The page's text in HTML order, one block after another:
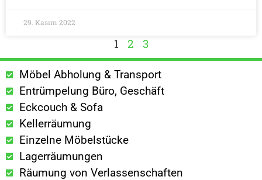
29. Kasım 2022
1 2 3
Möbel Abholung & Transport
Entrümpelung Büro, Geschäft
Eckcouch & Sofa
Kellerräumung
Einzelne Möbelstücke
Lagerräumungen
Räumung von Verlassenschaften